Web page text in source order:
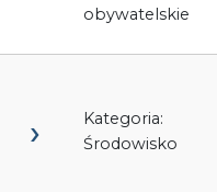
obywatelskie
Kategoria:
Środowisko